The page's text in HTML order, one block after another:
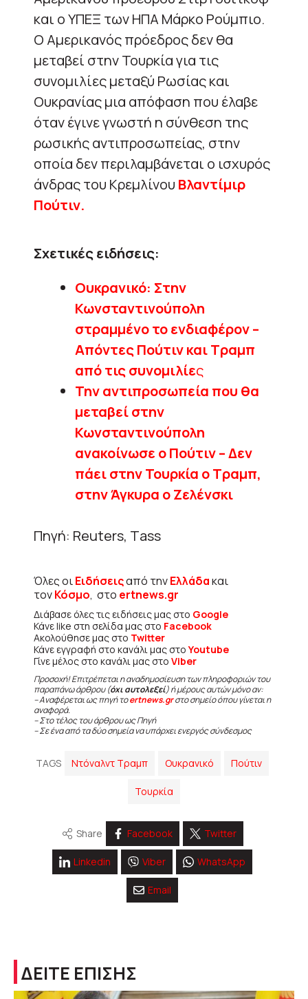
και ο ΥΠΕΞ των ΗΠΑ Μάρκο Ρούμπιο.
Ο Αμερικανός πρόεδρος δεν θα
μεταβεί στην Τουρκία για τις
συνομιλίες μεταξύ Ρωσίας και
Ουκρανίας μια απόφαση που έλαβε
όταν έγινε γνωστή η σύνθεση της
ρωσικής αντιπροσωπείας, στην
οποία δεν περιλαμβάνεται ο ισχυρός
άνδρας του Κρεμλίνου Βλαντίμιρ
Πούτιν.
Σχετικές ειδήσεις:
Ουκρανικό: Στην
Κωνσταντινούπολη
στραμμένο το ενδιαφέρον –
Απόντες Πούτιν και Τραμπ
από τις συνομιλίες
Την αντιπροσωπεία που θα
μεταβεί στην
Κωνσταντινούπολη
ανακοίνωσε ο Πούτιν – Δεν
πάει στην Τουρκία ο Τραμπ,
στην Άγκυρα ο Ζελένσκι
Πηγή: Reuters, Τass
Όλες οιΕιδήσειςαπό τηνΕλλάδακαι
τονΚόσμο, στο ertnews.gr
Διάβασε όλες τις ειδήσεις μας στο Google
Κάνε like στη σελίδα μας στο Facebook
Ακολούθησε μας στο Twitter
Κάνε εγγραφή στο κανάλι μας στοYoutube
Γίνε μέλος στο κανάλι μας στο Viber
Προσοχή! Επιτρέπεται η αναδημοσίευση των πληροφοριών του
παραπάνω άρθρου (όχι αυτολεξεί) ή μέρους αυτών μόνο αν:
– Αναφέρεται ως πηγή τοertnews.grστο σημείο όπου γίνεται η
αναφορά.
– Στο τέλος του άρθρου ως Πηγή
– Σε ένα από τα δύο σημεία να υπάρχει ενεργός σύνδεσμος
TAGS Ντόναλντ Τραμπ Ουκρανικό Πούτιν
Τουρκία
Share Facebook Twitter
Linkedin Viber WhatsApp
Email
ΔΕΙΤΕ ΕΠΙΣΗΣ